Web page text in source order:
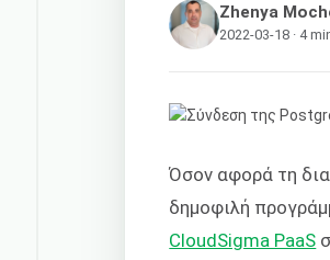
Zhenya
2022-03-18 · 4
Όσον αφορά τη
δημοφιλή
CloudSigma PaaS